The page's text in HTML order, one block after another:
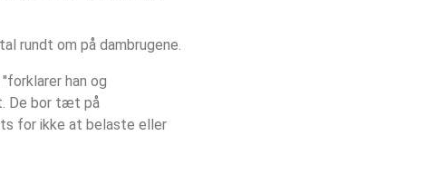
rundt om på dambrugene.
han og
De bor tæt på
for ikke at belaste eller